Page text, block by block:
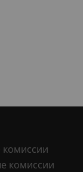
комиссии